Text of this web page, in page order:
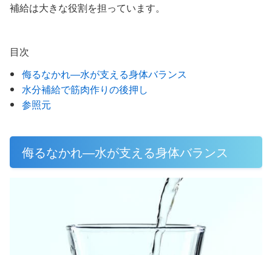
補給は大きな役割を担っています。
目次
侮るなかれ―水が支える身体バランス
水分補給で筋肉作りの後押し
参照元
侮るなかれ―水が支える身体バランス